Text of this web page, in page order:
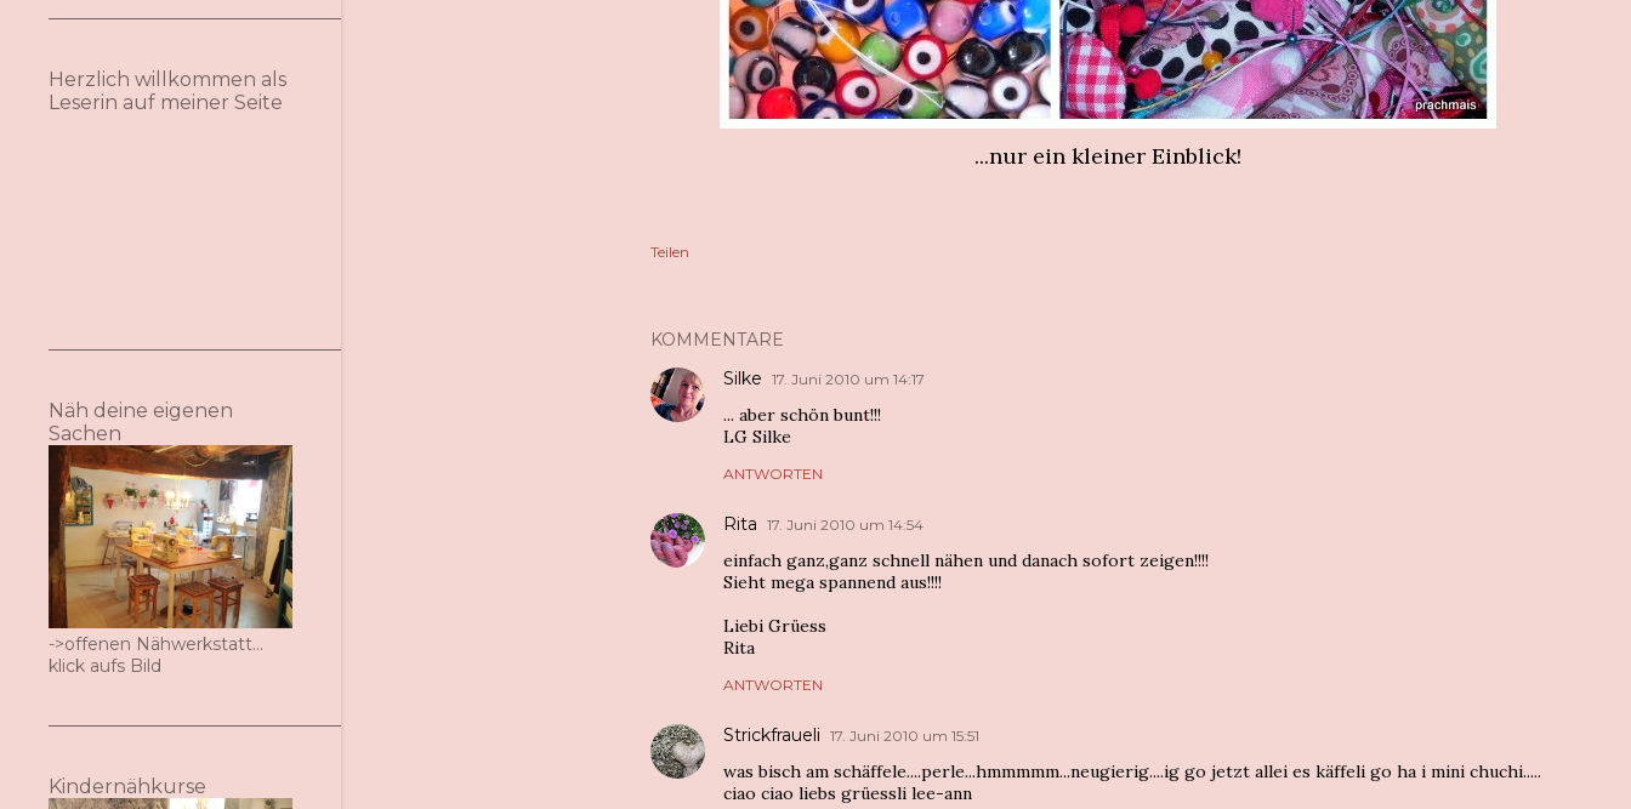
...nur ein kleiner Einblick!
Teilen
KOMMENTARE
Silke 17. Juni 2010 um 14:17
... aber schön bunt!!!
LG Silke
ANTWORTEN
Rita 17. Juni 2010 um 14:54
einfach ganz,ganz schnell nähen und danach sofort zeigen!!!!
Sieht mega spannend aus!!!!
Liebi Grüess
Rita
ANTWORTEN
Strickfraueli 17. Juni 2010 um 15:51
was bisch am schäffele....perle...hmmmmm...neugierig....ig go jetzt allei es käffeli go ha i mini chuchi.....
ciao ciao liebs grüessli lee-ann
Herzlich willkommen als
Leserin auf meiner Seite
Näh deine eigenen
Sachen
->offenen Nähwerkstatt...
klick aufs Bild
Kindernähkurse